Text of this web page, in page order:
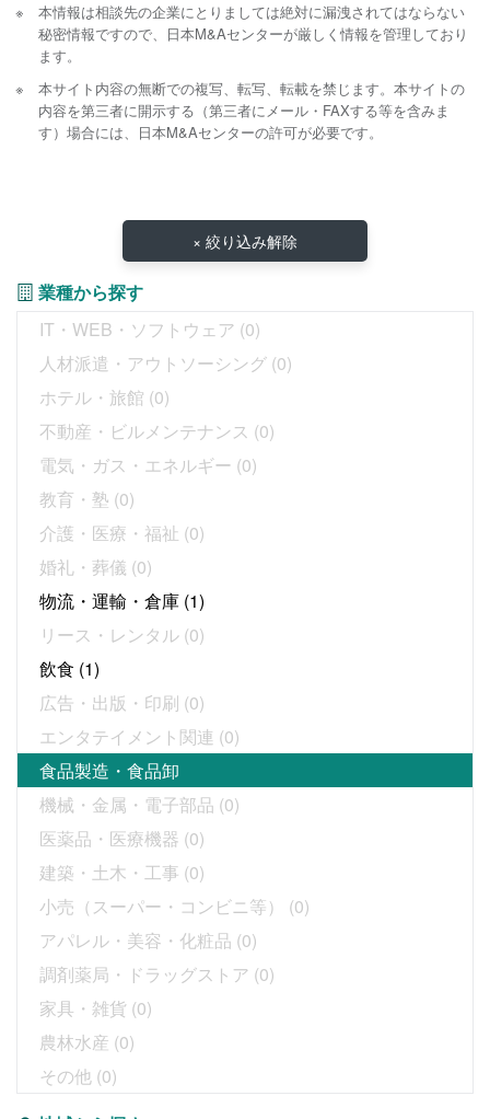
本情報は相談先の企業にとりましては絶対に漏洩されてはならない
秘密情報ですので、日本M&Aセンターが厳しく情報を管理しており
ます。
本サイト内容の無断での複写、転写、転載を禁じます。本サイトの
内容を第三者に開示する（第三者にメール・FAXする等を含みま
す）場合には、日本M&Aセンターの許可が必要です。
× 絞り込み解除
業種から探す
IT・WEB・ソフトウェア (0)
人材派遣・アウトソーシング (0)
ホテル・旅館 (0)
不動産・ビルメンテナンス (0)
電気・ガス・エネルギー (0)
教育・塾 (0)
介護・医療・福祉 (0)
婚礼・葬儀 (0)
物流・運輸・倉庫 (1)
リース・レンタル (0)
飲食 (1)
広告・出版・印刷 (0)
エンタテイメント関連 (0)
食品製造・食品卸
機械・金属・電子部品 (0)
医薬品・医療機器 (0)
建築・土木・工事 (0)
小売（スーパー・コンビニ等）
(0)
アパレル・美容・化粧品 (0)
調剤薬局・ドラッグストア (0)
家具・雑貨 (0)
農林水産 (0)
その他 (0)